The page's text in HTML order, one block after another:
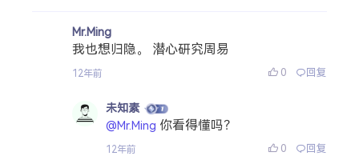
Mr.Ming
我也想归隐。 潜心研究周易
12年前 0 回复
未知素
@Mr.Ming 你看得懂吗？
12年前 0 回复